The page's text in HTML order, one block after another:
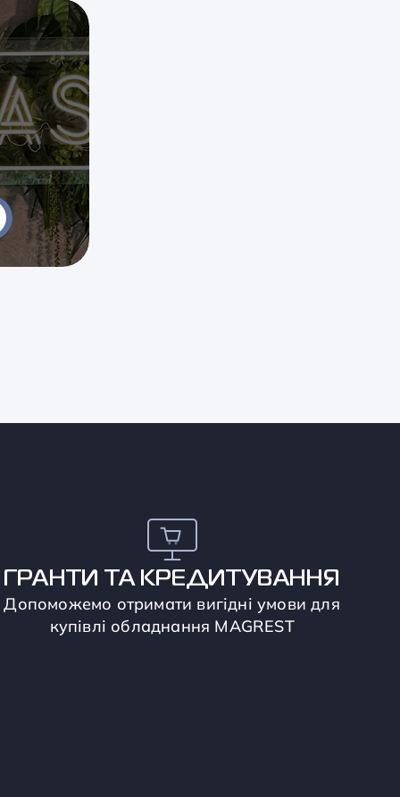
ГРАНТИ ТА КРЕДИТУВАННЯ
Допоможемо отримати вигідні умови для
купівлі обладнання MAGREST